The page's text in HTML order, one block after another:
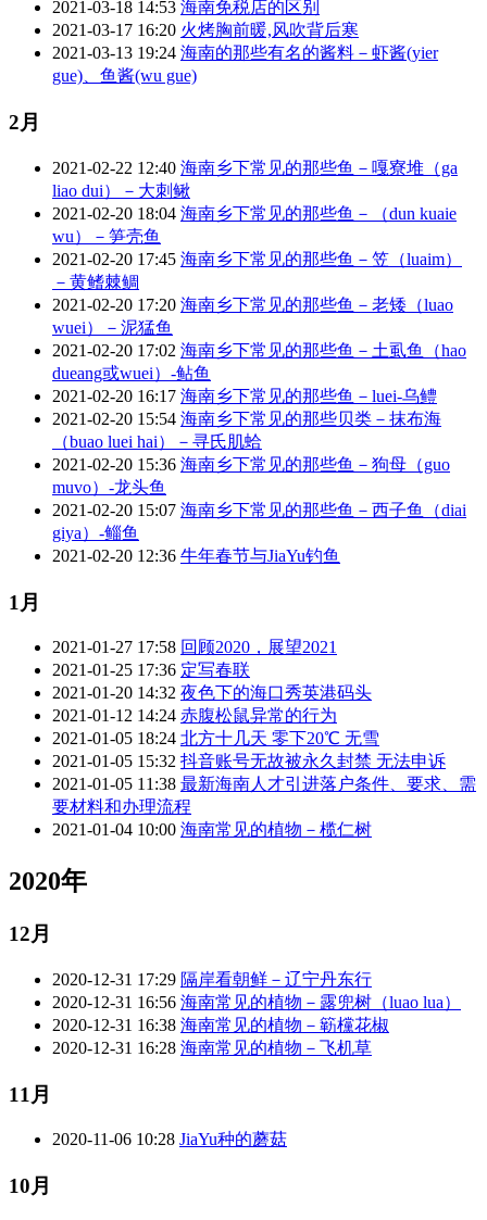
2021-03-18 14:53 海南免税店的区别
2021-03-17 16:20 火烤胸前暖,风吹背后寒
2021-03-13 19:24 海南的那些有名的酱料－虾酱(yier
gue)、鱼酱(wu gue)
2月
2021-02-22 12:40 海南乡下常见的那些鱼－嘎寮堆（ga
liao dui）－大刺鳅
2021-02-20 18:04 海南乡下常见的那些鱼－（dun kuaie
wu）－笋壳鱼
2021-02-20 17:45 海南乡下常见的那些鱼－笠（luaim）
－黄鳍棘鲷
2021-02-20 17:20 海南乡下常见的那些鱼－老矮（luao
wuei）－泥猛鱼
2021-02-20 17:02 海南乡下常见的那些鱼－土虱鱼（hao
dueang或wuei）-鲇鱼
2021-02-20 16:17 海南乡下常见的那些鱼－luei-乌鳢
2021-02-20 15:54 海南乡下常见的那些贝类－抹布海
（buao luei hai）－寻氏肌蛤
2021-02-20 15:36 海南乡下常见的那些鱼－狗母（guo
muvo）-龙头鱼
2021-02-20 15:07 海南乡下常见的那些鱼－西子鱼（diai
giya）-鲻鱼
2021-02-20 12:36 牛年春节与JiaYu钓鱼
1月
2021-01-27 17:58 回顾2020，展望2021
2021-01-25 17:36 定写春联
2021-01-20 14:32 夜色下的海口秀英港码头
2021-01-12 14:24 赤腹松鼠异常的行为
2021-01-05 18:24 北方十几天 零下20℃ 无雪
2021-01-05 15:32 抖音账号无故被永久封禁 无法申诉
2021-01-05 11:38 最新海南人才引进落户条件、要求、需
要材料和办理流程
2021-01-04 10:00 海南常见的植物－榄仁树
2020年
12月
2020-12-31 17:29 隔岸看朝鲜－辽宁丹东行
2020-12-31 16:56 海南常见的植物－露兜树（luao lua）
2020-12-31 16:38 海南常见的植物－簕欓花椒
2020-12-31 16:28 海南常见的植物－飞机草
11月
2020-11-06 10:28 JiaYu种的蘑菇
10月